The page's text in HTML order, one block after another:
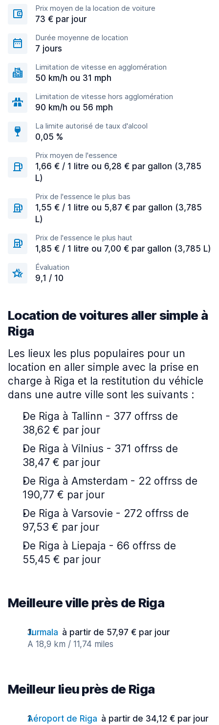
Prix moyen de la location de voiture
73 € par jour
Durée moyenne de location
7 jours
Limitation de vitesse en agglomération
50 km/h ou 31 mph
Limitation de vitesse hors agglomération
90 km/h ou 56 mph
La limite autorisé de taux d'alcool
0,05 %
Prix moyen de l'essence
1,66 € / 1 litre ou 6,28 € par gallon (3,785
L)
Prix de l'essence le plus bas
1,55 € / 1 litre ou 5,87 € par gallon (3,785
L)
Prix de l'essence le plus haut
1,85 € / 1 litre ou 7,00 € par gallon (3,785 L)
Évaluation
9,1 / 10
Location de voitures aller simple à
Riga
Les lieux les plus populaires pour un
location en aller simple avec la prise en
charge à Riga et la restitution du véhicle
dans une autre ville sont les suivants :
De Riga à Tallinn - 377 offrss de
38,62 € par jour
De Riga à Vilnius - 371 offrss de
38,47 € par jour
De Riga à Amsterdam - 22 offrss de
190,77 € par jour
De Riga à Varsovie - 272 offrss de
97,53 € par jour
De Riga à Liepaja - 66 offrss de
55,45 € par jour
Meilleure ville près de Riga
Jurmala à partir de 57,97 € par jour
A 18,9 km / 11,74 miles
Meilleur lieu près de Riga
Aéroport de Riga à partir de 34,12 € par jour